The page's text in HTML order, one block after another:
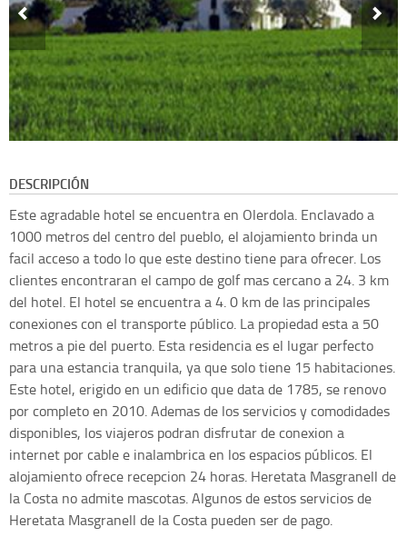
DESCRIPCIÓN
Este agradable hotel se encuentra en Olerdola. Enclavado a
1000 metros del centro del pueblo, el alojamiento brinda un
facil acceso a todo lo que este destino tiene para ofrecer. Los
clientes encontraran el campo de golf mas cercano a 24. 3 km
del hotel. El hotel se encuentra a 4. 0 km de las principales
conexiones con el transporte público. La propiedad esta a 50
metros a pie del puerto. Esta residencia es el lugar perfecto
para una estancia tranquila, ya que solo tiene 15 habitaciones.
Este hotel, erigido en un edificio que data de 1785, se renovo
por completo en 2010. Ademas de los servicios y comodidades
disponibles, los viajeros podran disfrutar de conexion a
internet por cable e inalambrica en los espacios públicos. El
alojamiento ofrece recepcion 24 horas. Heretata Masgranell de
la Costa no admite mascotas. Algunos de estos servicios de
Heretata Masgranell de la Costa pueden ser de pago.